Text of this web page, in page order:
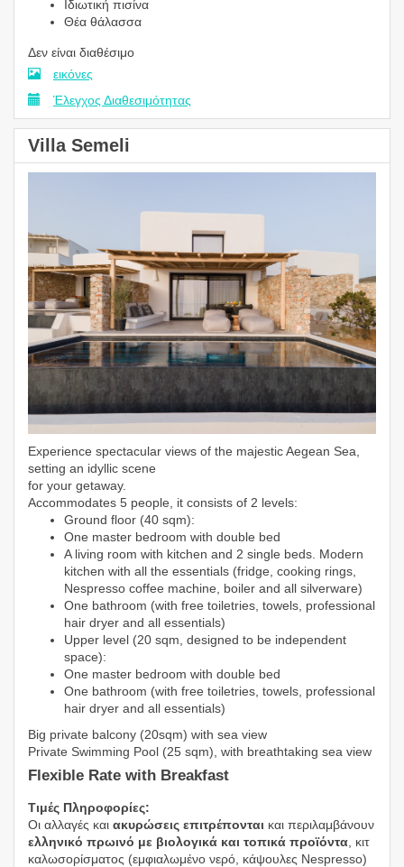
Ιδιωτική πισίνα
Θέα θάλασσα
Δεν είναι διαθέσιμο
εικόνες
Έλεγχος Διαθεσιμότητας
Villa Semeli
Experience spectacular views of the majestic Aegean Sea,
setting an idyllic scene
for your getaway.
Accommodates 5 people, it consists of 2 levels:
Ground floor (40 sqm):
One master bedroom with double bed
A living room with kitchen and 2 single beds. Modern
kitchen with all the essentials (fridge, cooking rings,
Nespresso coffee machine, boiler and all silverware)
One bathroom (with free toiletries, towels, professional
hair dryer and all essentials)
Upper level (20 sqm, designed to be independent
space):
One master bedroom with double bed
One bathroom (with free toiletries, towels, professional
hair dryer and all essentials)
Big private balcony (20sqm) with sea view
Private Swimming Pool (25 sqm), with breathtaking sea view
Flexible Rate with Breakfast
Τιμές Πληροφορίες:
Οι αλλαγές και ακυρώσεις επιτρέπονται και περιλαμβάνουν
ελληνικό πρωινό με βιολογικά και τοπικά προϊόντα , κιτ
καλωσορίσματος (εμφιαλωμένο νερό, κάψουλες Nespresso)